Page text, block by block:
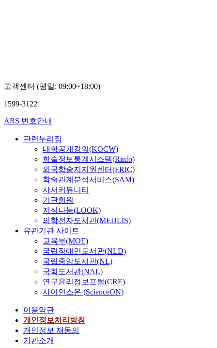
고객센터 (평일: 09:00~18:00)
1599-3122
ARS 번호안내
관련누리집
대학공개강의(KOCW)
학술정보통계시스템(Rinfo)
외국학술지지원센터(FRIC)
학술관계분석서비스(SAM)
사서커뮤니티
기관회원
지식나눔(LOOK)
의학전자도서관(MEDLIS)
유관기관 사이트
교육부(MOE)
국립장애인도서관(NLD)
국립중앙도서관(NL)
국회도서관(NAL)
연구윤리정보포털(CRE)
사이언스온 (ScienceON)
이용약관
개인정보처리방침
개인정보 재동의
기관소개